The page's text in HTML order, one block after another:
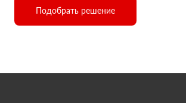
Подобрать решение